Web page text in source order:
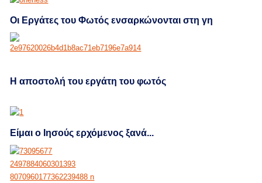
Οι Εργάτες του Φωτός ενσαρκώνονται στη γη
H αποστολή του εργάτη του φωτός
Είμαι ο Ιησούς ερχόμενος ξανά...